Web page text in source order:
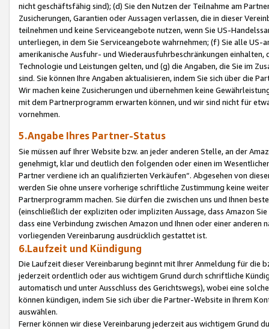
nicht geschäftsfähig sind); (d) Sie den Nutzen der Teilnahme am
Zusicherungen, Garantien oder Aussagen verlassen, die in dieser
teilnehmen und keine Serviceangebote nutzen, wenn Sie US-
unterliegen, in dem Sie Serviceangebote wahrnehmen; (f) Sie alle
amerikanische Ausfuhr- und Wiederausfuhrbeschränkungen
Technologie und Leistungen gelten, und (g) die Angaben, die Sie im
sind. Sie können Ihre Angaben aktualisieren, indem Sie sich über die
Wir machen keine Zusicherungen und übernehmen keine
mit dem Partnerprogramm erwarten können, und wir sind nicht für
vornehmen.
5.Angabe Ihres Partner-Status
Sie müssen auf Ihrer Website bzw. an jeder anderen Stelle, an der
genehmigt, klar und deutlich den folgenden oder einen im
Partner verdiene ich an qualifizierten Verkäufen“. Abgesehen von
werden Sie ohne unsere vorherige schriftliche Zustimmung keine
Partnerprogramm machen. Sie dürfen die zwischen uns und Ihnen
(einschließlich der expliziten oder impliziten Aussage, dass Amazon
dass eine Verbindung zwischen Amazon und Ihnen oder einer
vorliegenden Vereinbarung ausdrücklich gestattet ist.
6.Laufzeit und Kündigung
Die Laufzeit dieser Vereinbarung beginnt mit Ihrer Anmeldung für die
jederzeit ordentlich oder aus wichtigem Grund durch schriftliche
automatisch und unter Ausschluss des Gerichtswegs), wobei eine
können kündigen, indem Sie sich über die Partner-Website in Ihrem
auswählen.
Ferner können wir diese Vereinbarung jederzeit aus wichtigem Grund